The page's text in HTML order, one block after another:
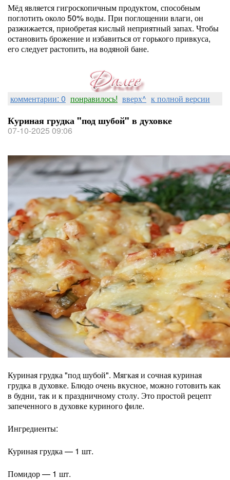
Мёд является гигроскопичным продуктом, способным
поглотить около 50% воды. При поглощении влаги, он
разжижается, приобретая кислый неприятный запах. Чтобы
остановить брожение и избавиться от горького привкуса,
его следует растопить, на водяной бане.
комментарии: 0 понравилось! вверх^ к полной версии
Куриная грудка "под шубой" в духовке
07-10-2025 09:06
Куриная грудка "под шубой". Мягкая и сочная куриная
грудка в духовке. Блюдо очень вкусное, можно готовить как
в будни, так и к праздничному столу. Это простой рецепт
запеченного в духовке куриного филе.
Ингредиенты:
Куриная грудка — 1 шт.
Помидор — 1 шт.